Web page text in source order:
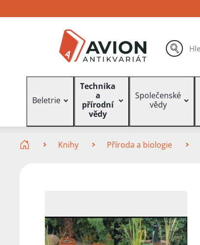
na
na
na
Vyhledávání hledat
Beletrie
Technika
a
přírodní
vědy
Společenské
vědy
Knihy Příroda a biologie